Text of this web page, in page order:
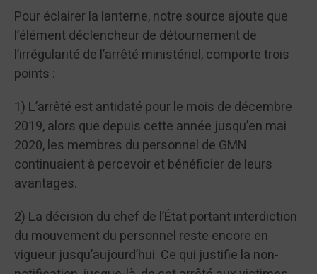
Pour éclairer la lanterne, notre source ajoute que
l’élément déclencheur de détournement de
l’irrégularité de l’arrêté ministériel, comporte trois
points :
1) L’arrêté est antidaté pour le mois de décembre
2019, alors que depuis cette année jusqu’en mai
2020, les membres du personnel de GMN
continuaient à percevoir et bénéficier de leurs
avantages.
2) La décision du chef de l’État portant interdiction
du mouvement du personnel reste encore en
vigueur jusqu’aujourd’hui. Ce qui justifie la non-